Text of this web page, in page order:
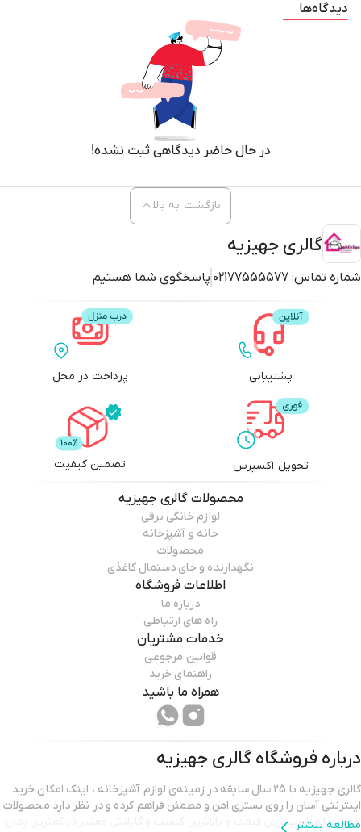
دیدگاه‌ها
در حال حاضر دیدگاهی ثبت نشده!
گالری جهیزیه
شماره تماس: 02177555577 پاسخگوی شما هستیم
بازگشت به بالا
پشتیبانی پرداخت در محل
تحویل اکسپرس تضمین کیفیت
محصولاتگالری جهیزیه
لوازم خانگی برقی
خانه و آشپزخانه
محصولات
نگهدارنده و جای دستمال کاغذی
اطلاعات فروشگاه
درباره ما
راه های ارتباطی
خدمات مشتریان
قوانین مرجوعی
راهنمای خرید
همراه ما باشید
درباره فروشگاه گالری جهیزیه
گالری جهیزیه با 25 سال سابقه در زمینه‌ی لوازم آشپزخانه ، اینک امکان خرید
اینترنتی آسان را روی بستری امن و مطمئن فراهم کرده و در نظر دارد محصولات
خود را با مناسب‌ترین قیمت و بالاترین کیفیت و گارانتی معتبر در کمترین زمان
مطالعه بیشتر